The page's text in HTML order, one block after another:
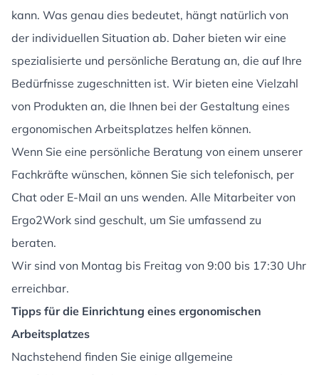
kann. Was genau dies bedeutet, hängt natürlich von
der individuellen Situation ab. Daher bieten wir eine
spezialisierte und persönliche Beratung an, die auf Ihre
Bedürfnisse zugeschnitten ist. Wir bieten eine Vielzahl
von Produkten an, die Ihnen bei der Gestaltung eines
ergonomischen Arbeitsplatzes helfen können.
Wenn Sie eine persönliche Beratung von einem unserer
Fachkräfte wünschen, können Sie sich telefonisch, per
Chat oder E-Mail an uns wenden. Alle Mitarbeiter von
Ergo2Work sind geschult, um Sie umfassend zu
beraten.
Wir sind von Montag bis Freitag von 9:00 bis 17:30 Uhr
erreichbar.
Tipps für die Einrichtung eines ergonomischen
Arbeitsplatzes
Nachstehend finden Sie einige allgemeine